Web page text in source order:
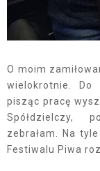
O moim
wielokrotnie.
pisząc pracę
Spółdzielczy,
zebrałam. Na
Festiwalu Piwa